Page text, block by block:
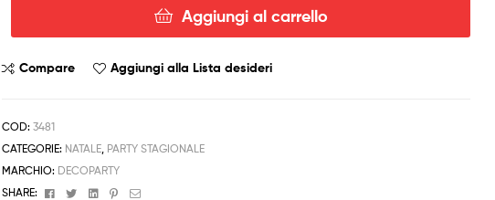
Oro
Natale
Anniversario
quantità
Aggiungi al carrello
Compare Aggiungi alla Lista desideri
COD:3481
CATEGORIE: NATALE PARTY STAGIONALE
MARCHIO: DECOPARTY
SHARE:
FacebookTwitterLinkedinPinterest
Email